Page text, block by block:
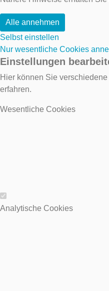
Alle annehmen
Selbst einstellen
Nur wesentliche Cookies
Einstellungen
Hier können Sie
erfahren.
Wesentliche Cookies
Wesentliche Cookies
Analytische Cookies